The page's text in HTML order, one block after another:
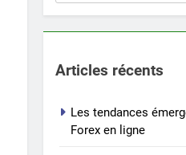
Articles récents
Les tendances
Forex en ligne